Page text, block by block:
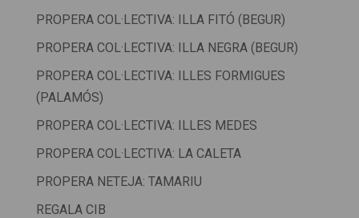
PROPERA COL·LECTIVA: ILLA FITÓ (BEGUR)
PROPERA COL·LECTIVA: ILLA NEGRA (BEGUR)
PROPERA COL·LECTIVA: ILLES FORMIGUES
(PALAMÓS)
PROPERA COL·LECTIVA: ILLES MEDES
PROPERA COL·LECTIVA: LA CALETA
PROPERA NETEJA: TAMARIU
REGALA CIB